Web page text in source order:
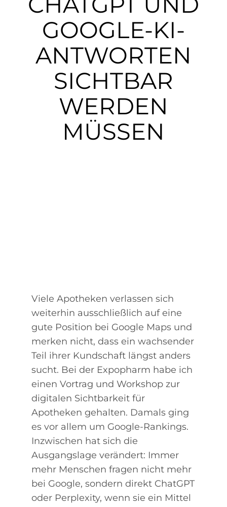
Presse
Mein Buch kaufen
Kontakt
GOOGLE-KI-
ANTWORTEN
SICHTBAR
WERDEN
MÜSSEN
Viele Apotheken verlassen sich
weiterhin ausschließlich auf eine
gute Position bei Google Maps und
merken nicht, dass ein wachsender
Teil ihrer Kundschaft längst anders
sucht. Bei der Expopharm habe ich
einen Vortrag und Workshop zur
digitalen Sichtbarkeit für
Apotheken gehalten. Damals ging
es vor allem um Google-Rankings.
Inzwischen hat sich die
Ausgangslage verändert: Immer
mehr Menschen fragen nicht mehr
bei Google, sondern direkt ChatGPT
oder Perplexity, wenn sie ein Mittel